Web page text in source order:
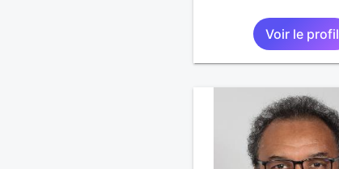
Voir le profil